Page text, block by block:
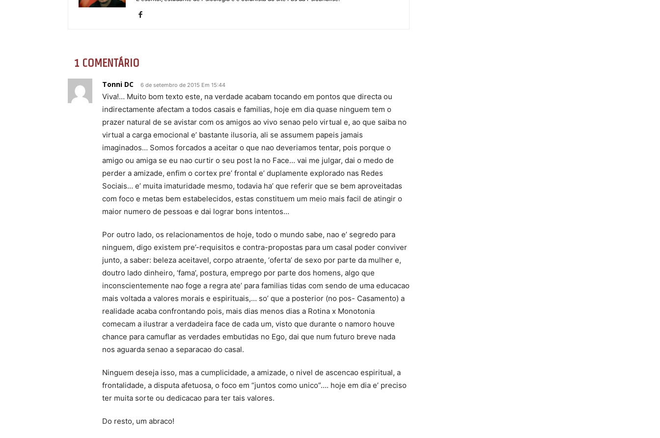
1 COMENTÁRIO
Tonni DC 6 de setembro de 2015 Em 15:44
Viva!… Muito bom texto este, na verdade acabam tocando em pontos que directa ou
indirectamente afectam a todos casais e familias, hoje em dia quase ninguem tem o
prazer natural de se avistar com os amigos ao vivo senao pelo virtual e, ao que saiba no
virtual a carga emocional e’ bastante ilusoria, ali se assumem papeis jamais
imaginados… Somos forcados a aceitar o que nao deveriamos tentar, pois porque o
amigo ou amiga se eu nao curtir o seu post la no Face… vai me julgar, dai o medo de
perder a amizade, enfim o cortex pre’ frontal e’ duplamente explorado nas Redes
Sociais… e’ muita imaturidade mesmo, todavia ha’ que referir que se bem aproveitadas
com foco e metas bem estabelecidos, estas constituem um meio mais facil de atingir o
maior numero de pessoas e dai lograr bons intentos…
Por outro lado, os relacionamentos de hoje, todo o mundo sabe, nao e’ segredo para
ninguem, digo existem pre’-requisitos e contra-propostas para um casal poder conviver
junto, a saber: beleza aceitavel, corpo atraente, ‘oferta’ de sexo por parte da mulher e,
doutro lado dinheiro, ‘fama’, postura, emprego por parte dos homens, algo que
inconscientemente nao foge a regra ate’ para familias tidas com sendo de uma educacao
mais voltada a valores morais e espirituais,… so’ que a posterior (no pos- Casamento) a
realidade acaba confrontando pois, mais dias menos dias a Rotina x Monotonia
comecam a ilustrar a verdadeira face de cada um, visto que durante o namoro houve
chance para camuflar as verdades embutidas no Ego, dai que num futuro breve nada
nos aguarda senao a separacao do casal.
Ninguem deseja isso, mas a cumplicidade, a amizade, o nivel de ascencao espiritual, a
frontalidade, a disputa afetuosa, o foco em “juntos como unico”…. hoje em dia e’ preciso
ter muita sorte ou dedicacao para ter tais valores.
Do resto, um abraco!